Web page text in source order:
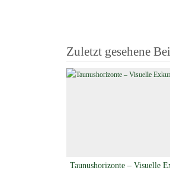
Zuletzt gesehene
Taunushorizonte – Visuelle